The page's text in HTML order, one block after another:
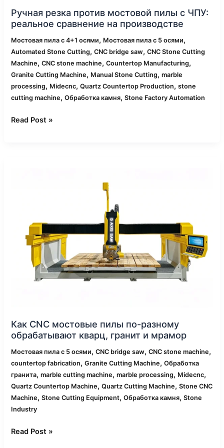
Ручная резка против мостовой пилы с ЧПУ:
реальное сравнение на производстве
Мостовая пила с 4+1 осями, Мостовая пила с 5 осями,
Automated Stone Cutting,CNC bridge saw,CNC Stone Cutting
Machine,CNC stone machine,Countertop Manufacturing,
Granite Cutting Machine, Manual Stone Cutting,marble
processing, Midecnc,Quartz Countertop Production,stone
cutting machine,Обработка камня,Stone Factory Automation
Read Post »
Как CNC мостовые пилы по-разному
обрабатывают кварц, гранит и мрамор
Мостовая пила с 5 осями,CNC bridge saw,CNC stone machine,
countertop fabrication,Granite Cutting Machine,Обработка
гранита,marble cutting machine,marble processing, Midecnc,
Quartz Countertop Machine,Quartz Cutting Machine,Stone CNC
Machine,Stone Cutting Equipment,Обработка камня,Stone
Industry
обрабатывают
кварц,
мрамор
Read Post »